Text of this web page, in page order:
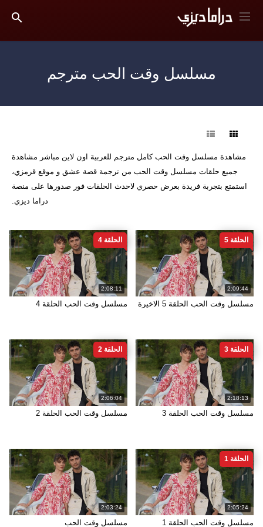
مسلسل وقت الحب مترجم
مشاهدة مسلسل وقت الحب كامل مترجم للعربية اون لاين مباشر مشاهدة
جميع حلقات مسلسل وقت الحب من ترجمة قصة عشق و موقع قرمزي،
استمتع بتجربة فريدة بعرض حصري لاحدث الحلقات فور صدورها على منصة
دراما ديزي.
2:09:44
الحلقة 5
مسلسل وقت الحب الحلقة 5 الاخيرة
2:08:11
الحلقة 4
مسلسل وقت الحب الحلقة 4
2:18:13
الحلقة 3
مسلسل وقت الحب الحلقة 3
2:06:04
الحلقة 2
مسلسل وقت الحب الحلقة 2
2:05:24
الحلقة 1
مسلسل وقت الحب الحلقة 1
2:03:24
مسلسل وقت الحب